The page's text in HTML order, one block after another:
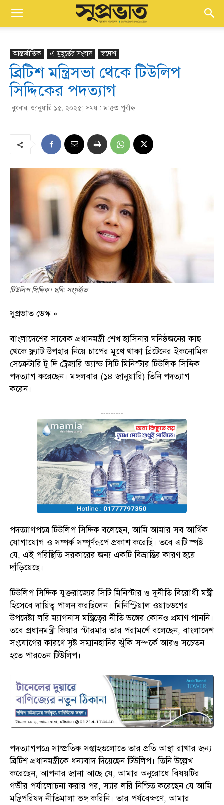
আন্তর্জাতিক এ মুহূর্তের সংবাদ স্বদেশ
ব্রিটিশ মন্ত্রিসভা থেকে টিউলিপ
সিদ্দিকের পদত‍্যাগ
বুধবার, জানুয়ারি ১৫, ২০২৫; সময় : ৯:৫৩ পূর্বাহ্ণ
টিউলিপ সিদ্দিক। ছবি: সংগৃহীত
সুপ্রভাত ডেস্ক »
বাংলাদেশের সাবেক প্রধানমন্ত্রী শেখ হাসিনার ঘনিষ্ঠজনের কাছ
থেকে ফ্ল্যাট উপহার নিয়ে চাপের মুখে থাকা ব্রিটেনের ইকনোমিক
সেক্রেটারি টু দি ট্রেজারি অ্যান্ড সিটি মিনিস্টার টিউলিক সিদ্দিক
পদত‍্যাগ করেছেন। মঙ্গলবার (১৪ জানুয়ারি) তিনি পদত্যাগ
করেন।
---------
পদত্যাগপত্রে টিউলিপ সিদ্দিক বলেছেন, আমি আমার সব আর্থিক
যোগাযোগ ও সম্পর্ক সম্পূর্ণরূপে প্রকাশ করেছি। তবে এটি স্পষ্ট
যে, এই পরিস্থিতি সরকারের জন্য একটি বিভ্রান্তির কারণ হয়ে
দাঁড়িয়েছে।
টিউলিপ সিদ্দিক যুক্তরাজ্যের সিটি মিনিস্টার ও দুর্নীতি বিরোধী মন্ত্রী
হিসেবে দায়িত্ব পালন করছিলেন। মিনিস্ট্রিয়াল ওয়াচডগের
উপদেষ্টা লরি ম্যাগনাস মন্ত্রিত্বের নীতি ভঙ্গের কোনও প্রমাণ পাননি।
তবে প্রধানমন্ত্রী কিয়ার স্টারমার তার পরামর্শে বলেছেন, বাংলাদেশ
সংযোগের কারণে সৃষ্ট সম্মানহানির ঝুঁকি সম্পর্কে আরও সচেতন
হতে পারতেন টিউলিপ।
পদত্যাগপত্রে সাম্প্রতিক সপ্তাহগুলোতে তার প্রতি আস্থা রাখার জন্য
ব্রিটিশ প্রধানমন্ত্রীকে ধন্যবাদ দিয়েছেন টিউলিপ। তিনি উল্লেখ
করেছেন, আপনার জানা আছে যে, আমার অনুরোধে বিষয়টির
গভীর পর্যালোচনা করার পর, স্যার লরি নিশ্চিত করেছেন যে আমি
মন্ত্রিপরিষদ নীতিমালা ভঙ্গ করিনি। তার পর্যবেক্ষণে, আমার